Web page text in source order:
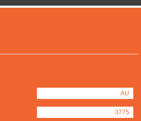
AU
3775